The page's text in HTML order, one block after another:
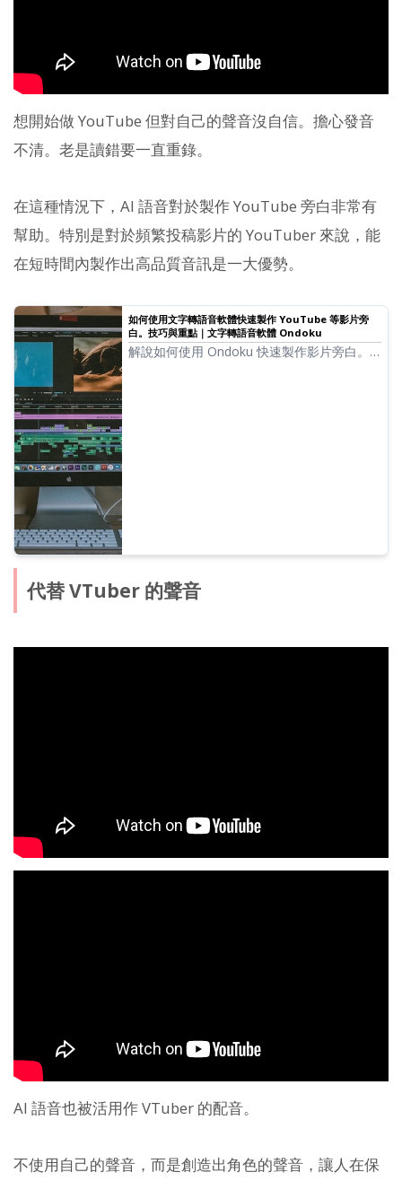
想開始做 YouTube 但對自己的聲音沒自信。擔心發音
不清。老是讀錯要一直重錄。
在這種情況下，AI 語音對於製作 YouTube 旁白非常有
幫助。特別是對於頻繁投稿影片的 YouTuber 來說，能
在短時間內製作出高品質音訊是一大優勢。
如何使用文字轉語音軟體快速製作 YouTube 等影片旁
白。技巧與重點｜文字轉語音軟體 Ondoku
解說如何使用 Ondoku 快速製作影片旁白。
代替 VTuber 的聲音
AI 語音也被活用作 VTuber 的配音。
不使用自己的聲音，而是創造出角色的聲音，讓人在保